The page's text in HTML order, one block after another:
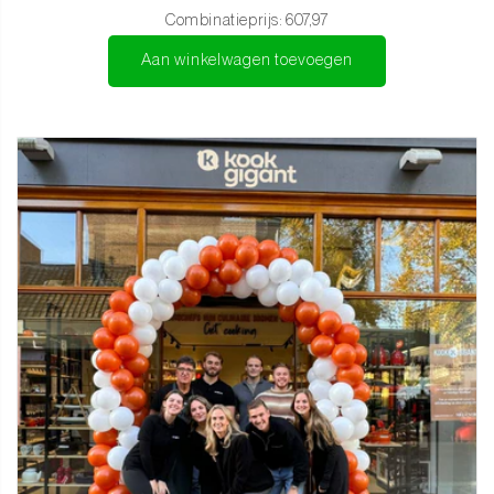
Schilmes 9 cm – Voor klein en precies werk
67-laags echt Damascus-staal (VG-10 kern)
Zwarte bizonhoorn & olijfhouten handvatten
Wordt geleverd in een luxe geschenkdoos
Niet geschikt voor in de vaatwasser
5 jaar garantie op alle Shinrai Knives-producten
Een cadeau waar je elke dag plezier van hebt
De ultieme 5-delige set voor de serieuze thuischef, ideaal als luxe
cadeau of als hoogwaardige uitbreiding van je eigen
keukencollectie.
Bestel vandaag nog de Shinrai Knives - Takumi Kaza 5-delige set
en breng jouw keuken naar het volgende niveau.
Combinatieprijs:607,97
Aan winkelwagen toevoegen